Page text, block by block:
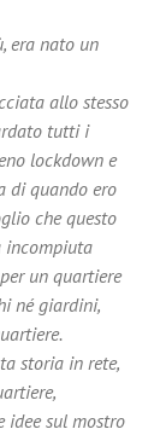
era nato un
allo stesso
tutti i
lockdown e
di quando ero
che questo
incompiuta
un quartiere
né giardini,
storia in rete,
idee sul mostro